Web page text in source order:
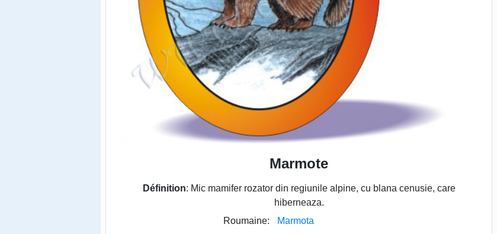
Marmote
Définition: Mic mamifer rozator din regiunile alpine, cu blana cenusie, care
hiberneaza.
Roumaine:
Marmota